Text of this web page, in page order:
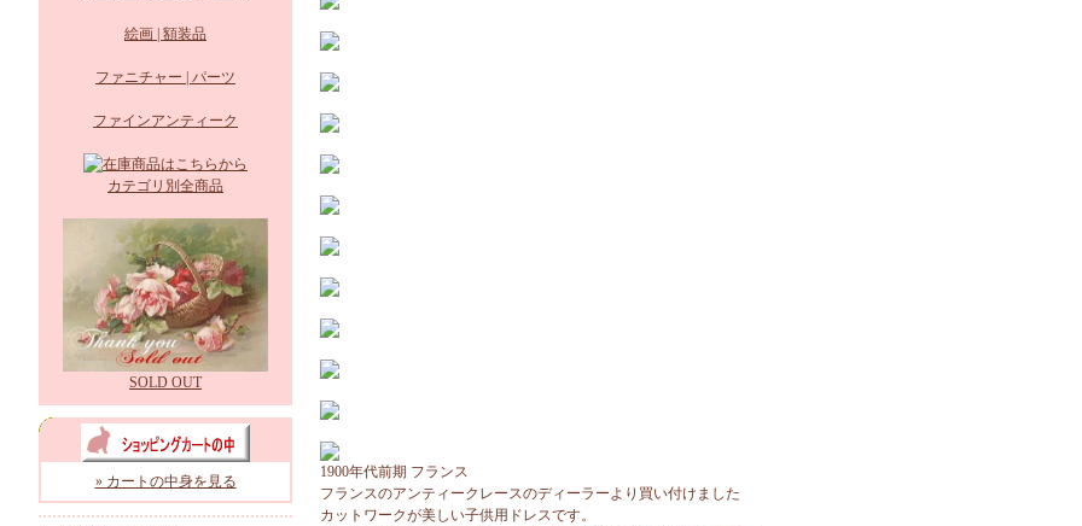
絵画 | 額装品
ファニチャー | パーツ
ファインアンティーク
カテゴリ別全商品
SOLD OUT
» カートの中身を見る
1900年代前期 フランス
フランスのアンティークレースのディーラーより買い付けました
カットワークが美しい子供用ドレスです。